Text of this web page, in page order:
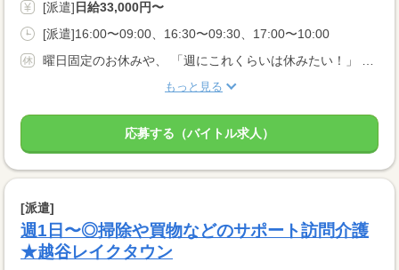
[派遣] 日給33,000円〜
[派遣]16:00〜09:00、16:30〜09:30、17:00〜10:00
もっと見る
応募する（バイトル求人）
[派遣]
週1日〜◎掃除や買物などのサポート訪問介護
★越谷レイクタウン